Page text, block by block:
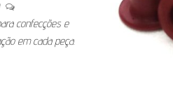
confecções e
em cada peça.